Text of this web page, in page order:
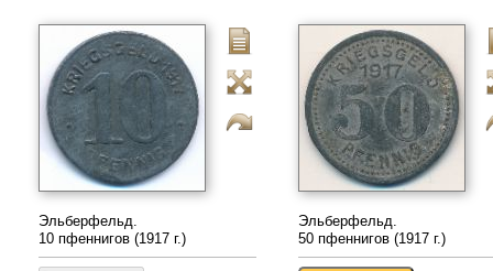
Эльберфельд.
10 пфеннигов (1917 г.)
Эльберфельд.
50 пфеннигов (1917 г.)